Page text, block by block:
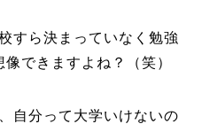
すら決まっていなく勉強
できますよね？（笑）
自分って大学いけないの